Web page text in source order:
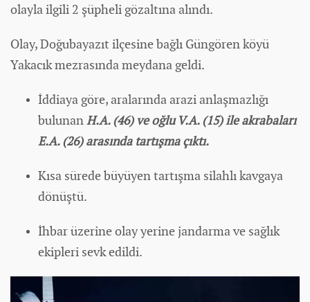
olayla ilgili 2 şüpheli gözaltına alındı.
Olay, Doğubayazıt ilçesine bağlı Güngören köyü
Yakacık mezrasında meydana geldi.
İddiaya göre, aralarında arazi anlaşmazlığı
bulunanH.A. (46) ve oğlu V.A. (15) ile akrabaları
E.A. (26) arasında tartışma çıktı.
Kısa sürede büyüyen tartışma silahlı kavgaya
dönüştü.
İhbar üzerine olay yerine jandarma ve sağlık
ekipleri sevk edildi.